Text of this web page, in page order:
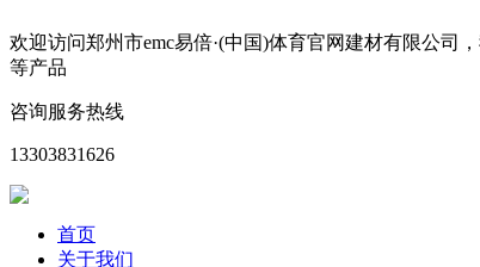
欢迎访问郑州市emc易倍·(中国)体育官网建材有限公
等产品
咨询服务热线
13303831626
首页
关于我们